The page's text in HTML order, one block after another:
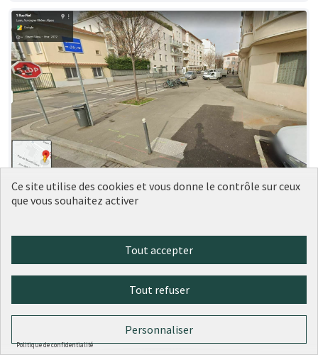
Aménagement trottoir devant le 5
LM
1 0
Ce site utilise des cookies et vous donne le contrôle sur ceux
que vous souhaitez activer
Tout accepter
Tout refuser
Personnaliser
Politique de confidentialité